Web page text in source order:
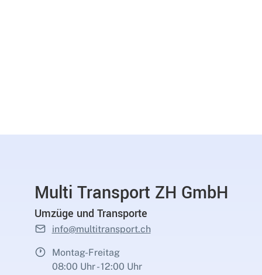
Multi Transport ZH GmbH
Umzüge und Transporte
info@multitransport.ch
Montag-Freitag
08:00 Uhr - 12:00 Uhr